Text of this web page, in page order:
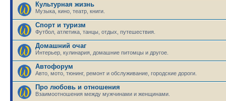
Культурная жизнь
Музыка, кино, театр, книги.
Спорт и туризм
Футбол, атлетика, танцы, отдых, путешествия.
Домашний очаг
Интерьер, кулинария, домашние питомцы и другое.
Автофорум
Авто, мото, тюнинг, ремонт и обслуживание, городские дороги.
Про любовь и отношения
Взаимоотношения между мужчинами и женщинами.